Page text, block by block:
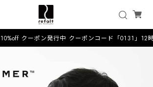
クーポン発行中 クーポンコード「0131」12